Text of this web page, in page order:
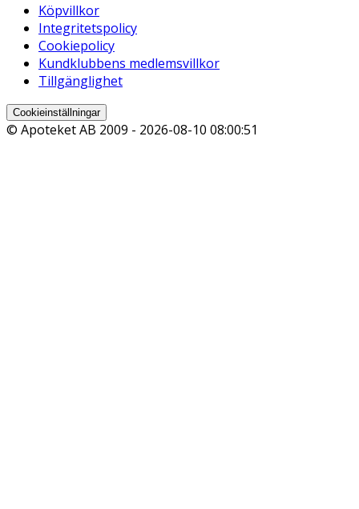
Köpvillkor
Integritetspolicy
Cookiepolicy
Kundklubbens medlemsvillkor
Tillgänglighet
Cookieinställningar
© Apoteket AB 2009 - 2026-08-10 08:00:51